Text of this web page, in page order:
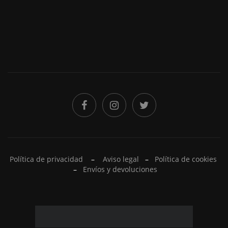
Política de privacidad – Aviso legal – Política de cookies
– Envíos y devoluciones